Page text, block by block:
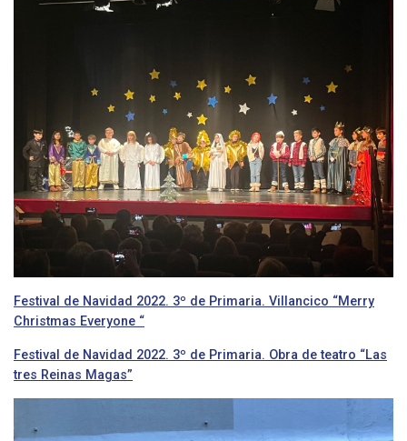
Festival de Navidad 2022. 3º de Primaria. Villancico “Merry
Christmas Everyone “
Festival de Navidad 2022. 3º de Primaria. Obra de teatro “Las
tres Reinas Magas”